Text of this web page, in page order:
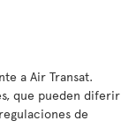
a Air Transat.
que pueden diferir
de